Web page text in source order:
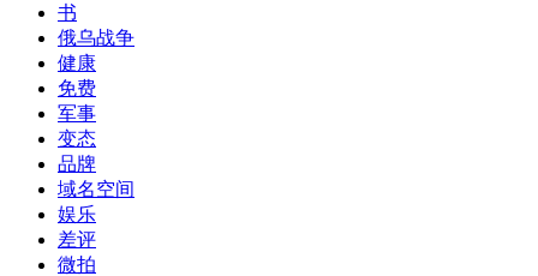
书
俄乌战争
健康
免费
军事
变态
品牌
域名空间
娱乐
差评
微拍